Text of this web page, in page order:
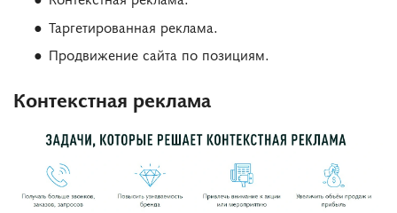
Таргетированная реклама.
Продвижение сайта по позициям.
Контекстная реклама